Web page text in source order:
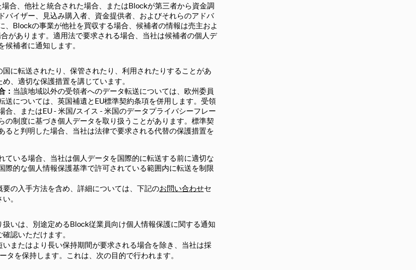
合、他社と統合された場合、またはBlockが第三者から資金調
バイザー、見込み購入者、資金提供者、およびそれらのアドバ
、Blockの事業が他社を買収する場合、候補者の情報は売主およ
があります。適用法で要求される場合、当社は候補者の個人デ
補者に通知します。
に転送されたり、保管されたり、利用されたりすることがあ
、適切な保護措置を講じています。
： 当該地域以外の受領者へのデータ転送については、欧州委員
については、英国補遺とEU標準契約条項を併用します。受領
、またはEU - 米国/スイス - 米国のデータプライバシーフレー
の制度に基づき個人データを取り扱うことがあります。標準契
ると判明した場合、当社は法律で要求される代替の保護措置を
ている場合、当社は個人データを国際的に転送する前に適切な
際的な個人情報保護基準で許可されている範囲内に転送を制限
の入手方法を含め、詳細については、下記のお問い合わせセ
。
いは、別途定めるBlock従業員向け個人情報保護に関する通知
認いただけます。
またはより長い保持期間が要求される場合を除き、当社は採
を保持します。これは、次の目的で行われます。